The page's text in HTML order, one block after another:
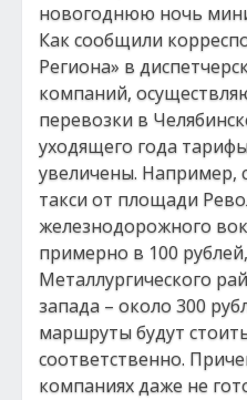
новогоднюю ночь
Как сообщили
Региона» в
компаний,
перевозки в
уходящего года
увеличены. Например,
такси от площади
железнодорожного
примерно в 100
Металлургического
запада – около 300
маршруты будут
соответственно.
компаниях даже не